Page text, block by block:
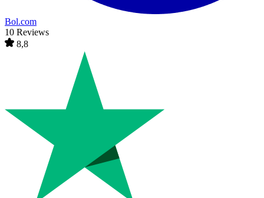
Bol.com
10 Reviews
8,8